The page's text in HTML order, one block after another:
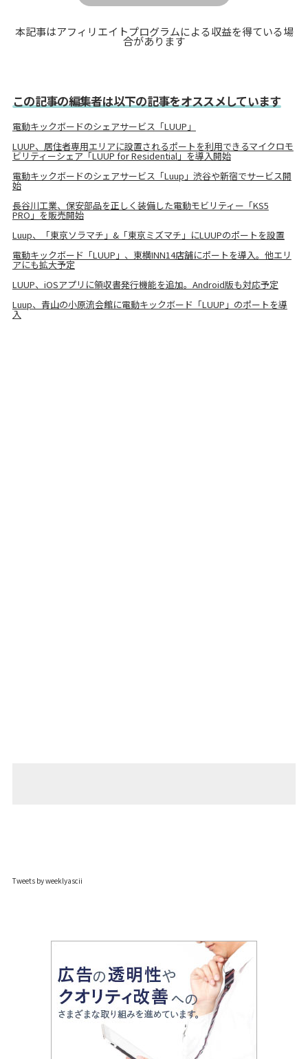
本記事はアフィリエイトプログラムによる収益を得ている場
合があります
この記事の編集者は以下の記事をオススメしています
電動キックボードのシェアサービス「LUUP」
LUUP、居住者専用エリアに設置されるポートを利用できるマイクロモ
ビリティーシェア「LUUP for Residential」を導入開始
電動キックボードのシェアサービス「Luup」渋谷や新宿でサービス開
始
長谷川工業、保安部品を正しく装備した電動モビリティー「KS5
PRO」を販売開始
Luup、「東京ソラマチ」&「東京ミズマチ」にLUUPのポートを設置
電動キックボード「LUUP」、東横INN14店舗にポートを導入。他エリ
アにも拡大予定
LUUP、iOSアプリに領収書発行機能を追加。Android版も対応予定
Luup、青山の小原流会館に電動キックボード「LUUP」のポートを導
入
Tweets by weeklyascii